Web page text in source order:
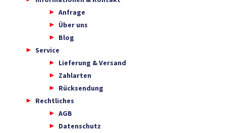
Anfrage
Über uns
Blog
Service
Lieferung & Versand
Zahlarten
Rücksendung
Rechtliches
AGB
Datenschutz